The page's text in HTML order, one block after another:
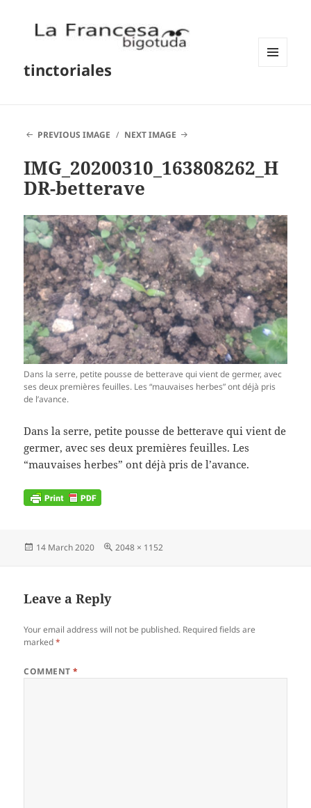
tinctoriales
PREVIOUS IMAGE NEXT IMAGE
IMG_20200310_163808262_H
DR-betterave
Dans la serre, petite pousse de betterave qui vient de germer, avec
ses deux premières feuilles. Les “mauvaises herbes” ont déjà pris
de l’avance.
Dans la serre, petite pousse de betterave qui vient de
germer, avec ses deux premières feuilles. Les
“mauvaises herbes” ont déjà pris de l’avance.
Posted
14 March 2020
Full
2048 × 1152
Leave a Reply
Your email address will not be published. Required fields are
marked*
COMMENT*